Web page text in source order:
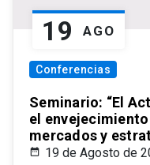
19 AGO
Conferencias
Seminario: “El
el
mercados y
19 de Agosto de